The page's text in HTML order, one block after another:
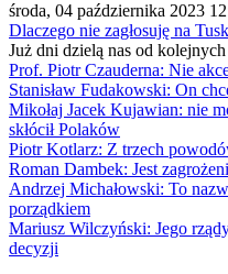
środa, 04 października 2023
Dlaczego nie zagłosuję na
Już dni dzielą nas od
Prof. Piotr Czauderna: Nie
Stanisław Fudakowski: On
Mikołaj Jacek Kujawian: nie
skłócił Polaków
Piotr Kotlarz: Z trzech
Roman Dambek: Jest
Andrzej Michałowski: To
porządkiem
Mariusz Wilczyński: Jego
decyzji